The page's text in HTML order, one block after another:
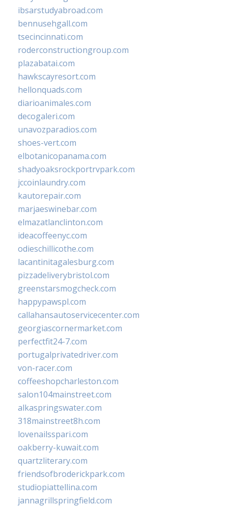
ibsarstudyabroad.com
bennusehgall.com
tsecincinnati.com
roderconstructiongroup.com
plazabatai.com
hawkscayresort.com
hellonquads.com
diarioanimales.com
decogaleri.com
unavozparadios.com
shoes-vert.com
elbotanicopanama.com
shadyoaksrockportrvpark.com
jccoinlaundry.com
kautorepair.com
marjaeswinebar.com
elmazatlanclinton.com
ideacoffeenyc.com
odieschillicothe.com
lacantinitagalesburg.com
pizzadeliverybristol.com
greenstarsmogcheck.com
happypawspl.com
callahansautoservicecenter.com
georgiascornermarket.com
perfectfit24-7.com
portugalprivatedriver.com
von-racer.com
coffeeshopcharleston.com
salon104mainstreet.com
alkaspringswater.com
318mainstreet8h.com
lovenailsspari.com
oakberry-kuwait.com
quartzliterary.com
friendsofbroderickpark.com
studiopiattellina.com
jannagrillspringfield.com